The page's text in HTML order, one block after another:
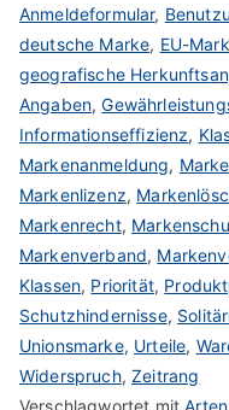
Anmeldeformular,
deutsche Marke, EU-
geografische
Angaben,
Informationseffizienz,
Markenanmeldung,
Markenlizenz,
Markenrecht,
Markenverband,
Klassen, Priorität,
Schutzhindernisse,
Unionsmarke, Urteile,
Widerspruch,Zeitrang
Verschlagwortet mitArten